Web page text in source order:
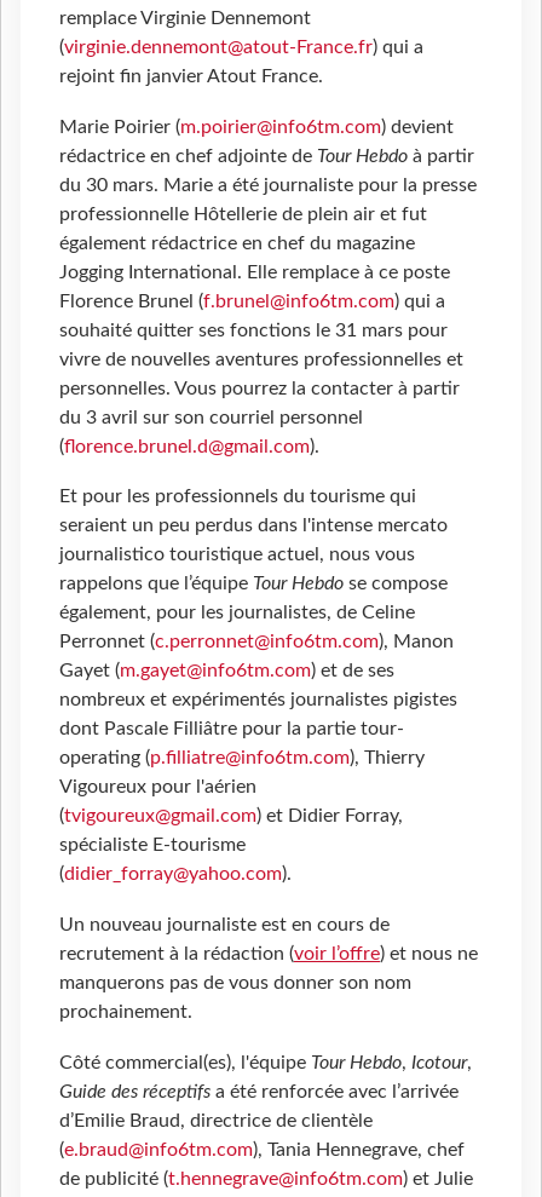
remplace Virginie Dennemont
(virginie.dennemont@atout-France.fr) qui a
rejoint fin janvier Atout France.
Marie Poirier (m.poirier@info6tm.com) devient
rédactrice en chef adjointe de Tour Hebdo à partir
du 30 mars. Marie a été journaliste pour la presse
professionnelle Hôtellerie de plein air et fut
également rédactrice en chef du magazine
Jogging International. Elle remplace à ce poste
Florence Brunel (f.brunel@info6tm.com) qui a
souhaité quitter ses fonctions le 31 mars pour
vivre de nouvelles aventures professionnelles et
personnelles. Vous pourrez la contacter à partir
du 3 avril sur son courriel personnel
(florence.brunel.d@gmail.com).
Et pour les professionnels du tourisme qui
seraient un peu perdus dans l'intense mercato
journalistico touristique actuel, nous vous
rappelons que l’équipe Tour Hebdo se compose
également, pour les journalistes, de Celine
Perronnet (c.perronnet@info6tm.com), Manon
Gayet (m.gayet@info6tm.com) et de ses
nombreux et expérimentés journalistes pigistes
dont Pascale Filliâtre pour la partie tour-
operating (p.filliatre@info6tm.com), Thierry
Vigoureux pour l'aérien
(tvigoureux@gmail.com) et Didier Forray,
spécialiste E-tourisme
(didier_forray@yahoo.com).
Un nouveau journaliste est en cours de
recrutement à la rédaction (voir l’offre) et nous ne
manquerons pas de vous donner son nom
prochainement.
Côté commercial(es), l'équipe Tour Hebdo, Icotour,
Guide des réceptifs a été renforcée avec l’arrivée
d’Emilie Braud, directrice de clientèle
(e.braud@info6tm.com), Tania Hennegrave, chef
de publicité (t.hennegrave@info6tm.com) et Julie